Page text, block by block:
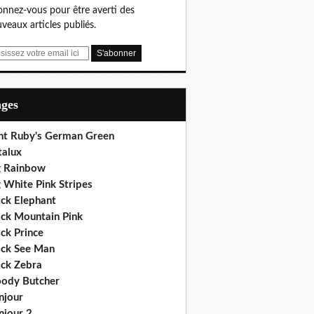
vous pour être averti des
articles publiés.
Ruby's German Green
Rainbow
White Pink Stripes
Elephant
Mountain Pink
Prince
See Man
Zebra
Butcher